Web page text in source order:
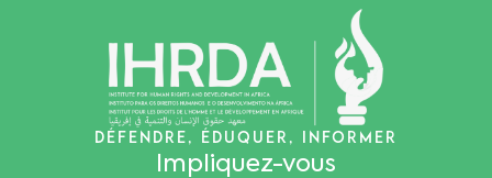
DÉFENDRE, ÉDUQUER, INFORMER
Impliquez-vous